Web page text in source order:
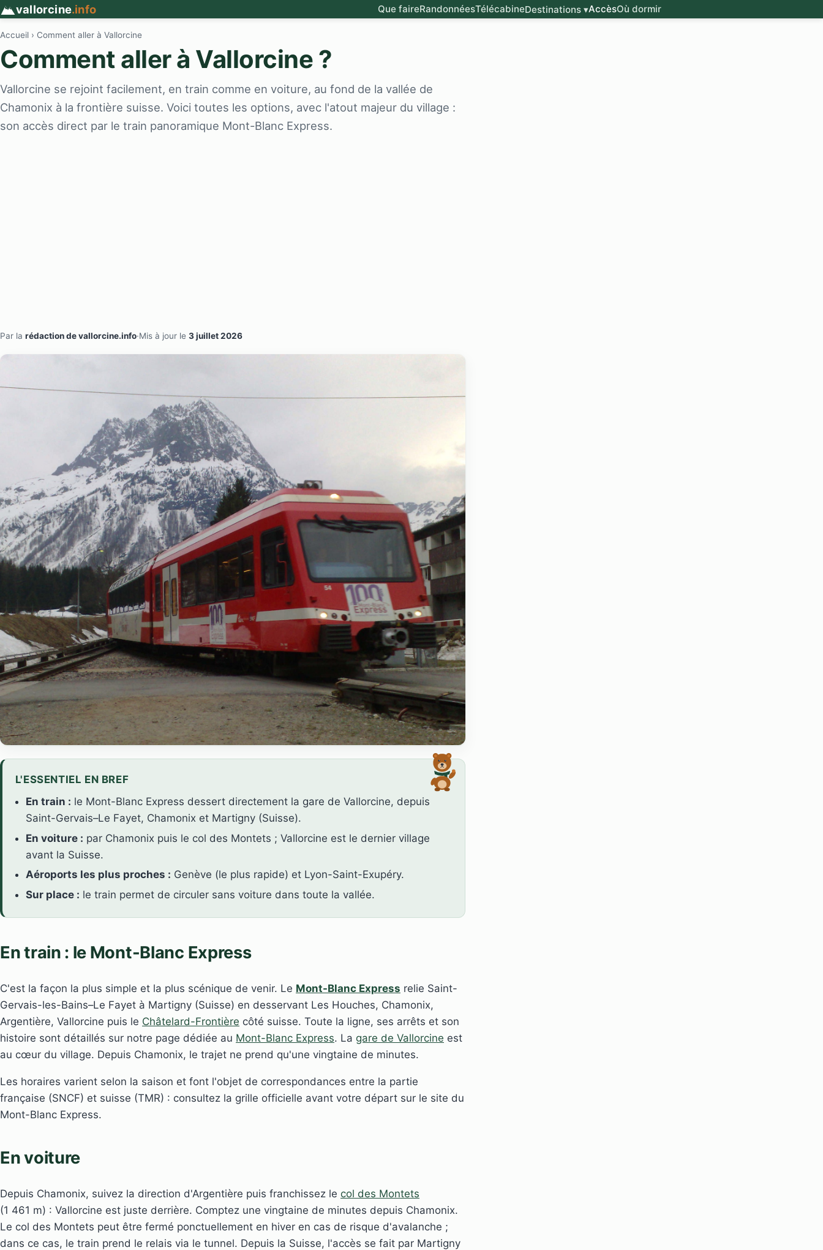
vallorcine.info Que faireRandonnéesTélécabineDestinations ▾AccèsOù dormir
Accueil › Comment aller à Vallorcine
Comment aller à Vallorcine ?
Vallorcine se rejoint facilement, en train comme en voiture, au fond de la vallée de
Chamonix à la frontière suisse. Voici toutes les options, avec l'atout majeur du village :
son accès direct par le train panoramique Mont-Blanc Express.
Par la rédaction de vallorcine.info·Mis à jour le 3 juillet 2026
L'ESSENTIEL EN BREF
En train : le Mont-Blanc Express dessert directement la gare de Vallorcine, depuis
Saint-Gervais–Le Fayet, Chamonix et Martigny (Suisse).
En voiture : par Chamonix puis le col des Montets ; Vallorcine est le dernier village
avant la Suisse.
Aéroports les plus proches : Genève (le plus rapide) et Lyon-Saint-Exupéry.
Sur place : le train permet de circuler sans voiture dans toute la vallée.
En train : le Mont-Blanc Express
C'est la façon la plus simple et la plus scénique de venir. Le Mont-Blanc Express relie Saint-
Gervais-les-Bains–Le Fayet à Martigny (Suisse) en desservant Les Houches, Chamonix,
Argentière, Vallorcine puis le Châtelard-Frontière côté suisse. Toute la ligne, ses arrêts et son
histoire sont détaillés sur notre page dédiée au Mont-Blanc Express. La gare de Vallorcine est
au cœur du village. Depuis Chamonix, le trajet ne prend qu'une vingtaine de minutes.
Les horaires varient selon la saison et font l'objet de correspondances entre la partie
française (SNCF) et suisse (TMR) : consultez la grille officielle avant votre départ sur le site du
Mont-Blanc Express.
En voiture
Depuis Chamonix, suivez la direction d'Argentière puis franchissez le col des Montets
(1 461 m) : Vallorcine est juste derrière. Comptez une vingtaine de minutes depuis Chamonix.
Le col des Montets peut être fermé ponctuellement en hiver en cas de risque d'avalanche ;
dans ce cas, le train prend le relais via le tunnel. Depuis la Suisse, l'accès se fait par Martigny